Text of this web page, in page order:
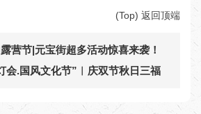
(Top) 返回顶端
营节|元宝街超多活动惊喜来袭！
会.国风文化节”︳庆双节秋日三福